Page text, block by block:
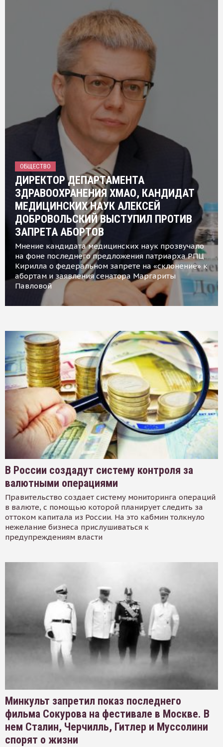
ОБЩЕСТВО
ДИРЕКТОР ДЕПАРТАМЕНТА
ЗДРАВООХРАНЕНИЯ ХМАО, КАНДИДАТ
МЕДИЦИНСКИХ НАУК АЛЕКСЕЙ
ДОБРОВОЛЬСКИЙ ВЫСТУПИЛ ПРОТИВ
ЗАПРЕТА АБОРТОВ
Мнение кандидата медицинских наук прозвучало
на фоне последнего предложения патриарха РПЦ
Кирилла о федеральном запрете на «склонение» к
абортам и заявления сенатора Маргариты
Павловой
В России создадут систему контроля за
валютными операциями
Правительство создает систему мониторинга операций
в валюте, с помощью которой планирует следить за
оттоком капитала из России. На это кабмин толкнуло
нежелание бизнеса прислушиваться к
предупреждениям власти
Минкульт запретил показ последнего
фильма Сокурова на фестивале в Москве. В
нем Сталин, Черчилль, Гитлер и Муссолини
спорят о жизни